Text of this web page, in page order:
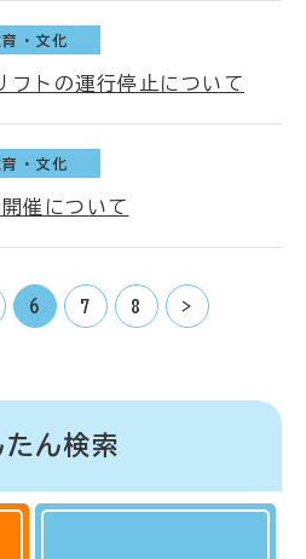
育・文化
フトの運行停止について
育・文化
催について
6 7 8 >
たん検索